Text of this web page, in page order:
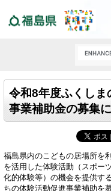
令和8年度ふくしま
事業補助金の募集
福島県内のこどもの居場所を
を活用した体験活動（スポー
化的体験等）の機会を提供す
ちの体験活動促進事業補助を